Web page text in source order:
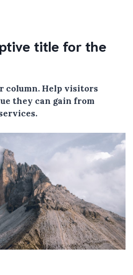
title for the
column. Help visitors
they can gain from